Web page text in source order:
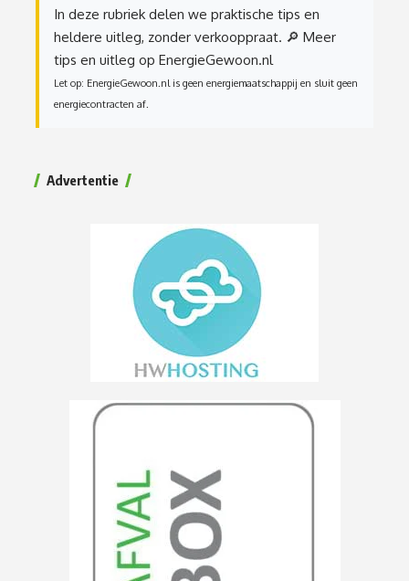
In deze rubriek delen we praktische tips en
heldere uitleg, zonder verkooppraat. 🔎 Meer
tips en uitleg op EnergieGewoon.nl
Let op: EnergieGewoon.nl is geen energiemaatschappij en sluit geen
energiecontracten af.
Advertentie